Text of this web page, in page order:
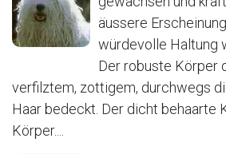
äussere
würdevolle Haltung
Der robuste Körper
verfilztem, zottigem, durchwegs
Haar bedeckt. Der dicht behaarte
Körper....